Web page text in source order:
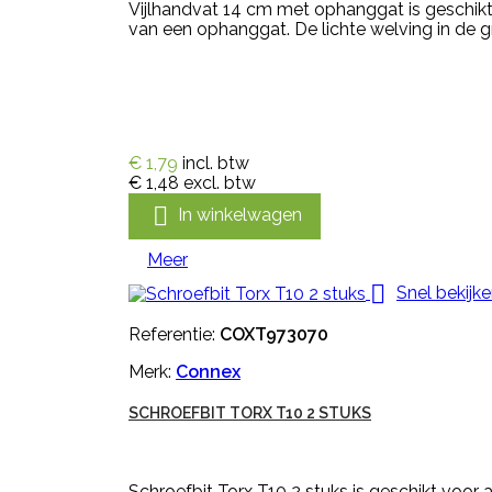
Vijlhandvat 14 cm met ophanggat is
van een ophanggat. De lichte welving in de
€ 1,79 incl. btw
€ 1,48 excl. btw
 In winkelwagen
Meer
 Snel
Referentie: COXT973070
Merk: Connex
SCHROEFBIT TORX T10 2 STUKS